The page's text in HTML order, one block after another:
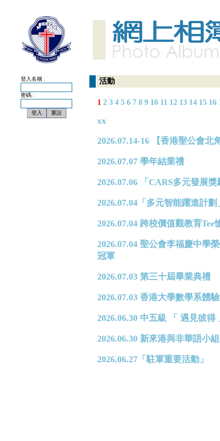
登入名稱 :
密碼 :
活動
1 2 3 4 5 6 7 8 9 10 11 12 13 14 15 16
xx
2026.07.14-16 【香港聖公會
2026.07.07 學年結業禮
2026.07.06 「CARS多元發展
2026.07.04「多元智能躍進計
2026.07.04 跨校價值觀教育Tee
2026.07.04 聖公會李福慶中
冠軍
2026.07.03 第三十屆畢業典禮
2026.07.03 香港大學數學系體
2026.06.30 中五級 「 遇見彼得
2026.06.30 新來港與非華語小
2026.06.27「駐軍重要活動」